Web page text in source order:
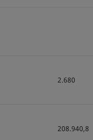
2.680
208.940,8